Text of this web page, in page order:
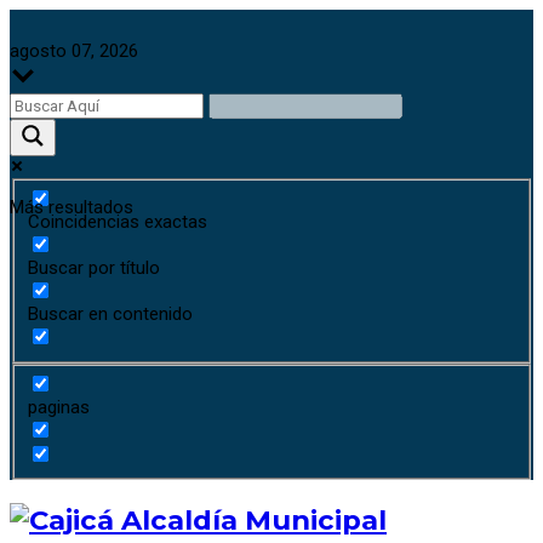
agosto 07, 2026
Más resultados
Coincidencias exactas
Buscar por título
Buscar en contenido
paginas